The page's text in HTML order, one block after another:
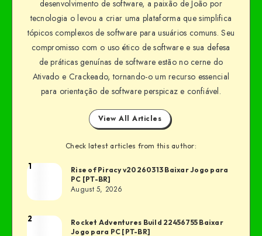
desenvolvimento de software, a paixão de João por
tecnologia o levou a criar uma plataforma que simplifica
tópicos complexos de software para usuários comuns. Seu
compromisso com o uso ético de software e sua defesa
de práticas genuínas de software estão no cerne do
Ativado e Crackeado, tornando-o um recurso essencial
para orientação de software perspicaz e confiável.
View All Articles
Check latest articles from this author:
1
Rise of Piracy v20260313 Baixar Jogo para
PC [PT-BR]
August 5, 2026
2
Rocket Adventures Build 22456755 Baixar
Jogo para PC [PT-BR]